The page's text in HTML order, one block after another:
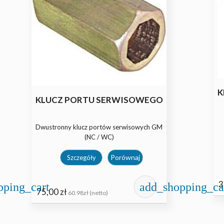
KLUCZ MECHANIZMU ZAWORU...
Dwustronny klucz mechanizmów zaworów
serwisowych (DŁUGI)
Szczegóły Porównaj
12,00 zł 9.76zł (netto)